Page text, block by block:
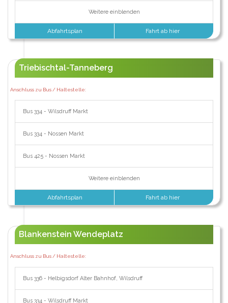
Weitere einblenden
Abfahrtsplan Fahrt ab hier
Triebischtal-Tanneberg
Anschluss zu Bus / Haltestelle:
Bus 334 - Wilsdruff Markt
Bus 334 - Nossen Markt
Bus 425 - Nossen Markt
Weitere einblenden
Abfahrtsplan Fahrt ab hier
Blankenstein Wendeplatz
Anschluss zu Bus / Haltestelle:
Bus 336 - Helbigsdorf Alter Bahnhof, Wilsdruff
Bus 334 - Wilsdruff Markt